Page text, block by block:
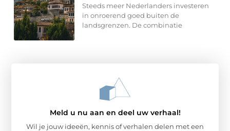
Steeds meer Nederlanders investeren
in onroerend goed buiten de
landsgrenzen. De combinatie
Meld u nu aan en deel uw verhaal!
Wil je jouw ideeën, kennis of verhalen delen met een